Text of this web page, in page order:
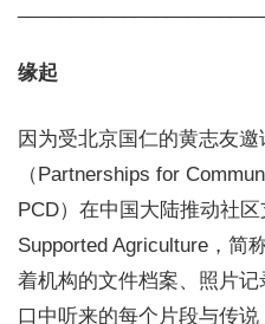
缘起
因为受北京国仁的黄志友
（Partnerships for
PCD）在中国大陆推动社
Supported Agriculture，简
着机构的文件档案、照片
口中听来的每个片段与传